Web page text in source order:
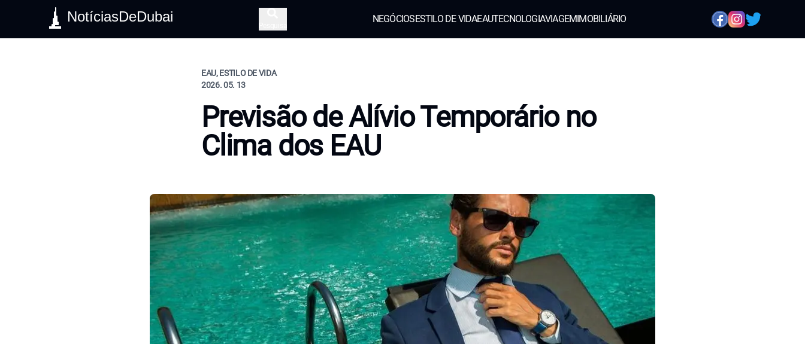
NotíciasDeDubai NEGÓCIOSESTILO DE VIDAEAUTECNOLOGIAVIAGEMIMOBILIÁRIO
EAU, ESTILO DE VIDA
2026. 05. 13
Previsão de Alívio Temporário no
Clima dos EAU